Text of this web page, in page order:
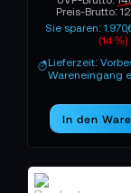
Preis-Brutto:
Sie sparen:
(14 %)
Lieferzeit:
Wareneingang
In den